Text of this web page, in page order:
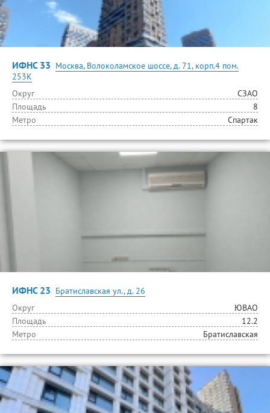
ИФНС 33 Москва, Волоколамское шоссе, д. 71, корп.4 пом.
253К
Округ
СЗАО
Площадь
8
Метро
Спартак
ИФНС 23 Братиславская ул., д. 26
Округ
ЮВАО
Площадь
12.2
Метро
Братиславская